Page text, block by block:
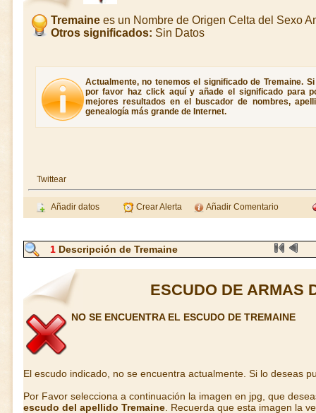
Tremainees un Nombre de Origen Celta del Sexo
Otros significados: Sin Datos
Actualmente, no tenemos el significado de Tremaine.
por favor haz click aquí y añade el significado para
mejores resultados en el buscador de nombres,
genealogía más grande de Internet.
Twittear
Añadir datos Crear Alerta Añadir Comentario
1 Descripción de Tremaine
ESCUDO DE ARMAS
NO SE ENCUENTRA EL ESCUDO DE TREMAINE
El escudo indicado, no se encuentra actualmente. Si lo deseas
Por Favor selecciona a continuación la imagen en jpg, que
escudo del apellido Tremaine . Recuerda que esta imagen la